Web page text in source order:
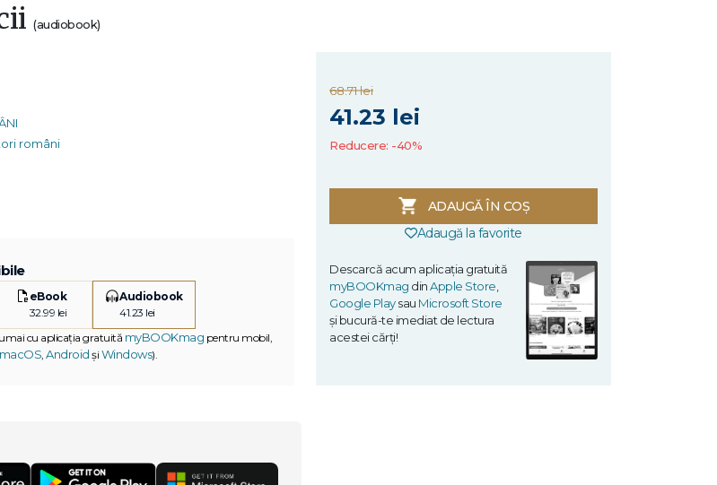
(audiobook)
români
eBook
32.99 lei
Audiobook
41.23 lei
cu aplicația gratuită myBOOKmag pentru mobil,
macOS, Android și Windows).
68.71 lei
41.23 lei
Reducere: -40%
ADAUGĂ ÎN COȘ
Adaugă la favorite
Descarcă acum aplicația gratuită
myBOOKmag dinApple Store
Google Playsau Microsoft Store
și bucură-te imediat de lectura
acestei cărți!